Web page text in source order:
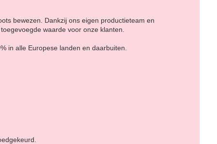
bewezen. Dankzij ons eigen productieteam en
waarde voor onze klanten.
in alle Europese landen en daarbuiten.